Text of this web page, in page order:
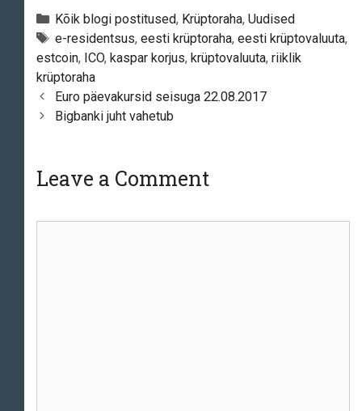
Categories
Kõik blogi postitused, Krüptoraha, Uudised
Tags
e-residentsus, eesti krüptoraha, eesti krüptovaluuta,
estcoin, ICO, kaspar korjus, krüptovaluuta, riiklik
krüptoraha
Post
navigation
Euro päevakursid seisuga 22.08.2017
Bigbanki juht vahetub
Leave a Comment